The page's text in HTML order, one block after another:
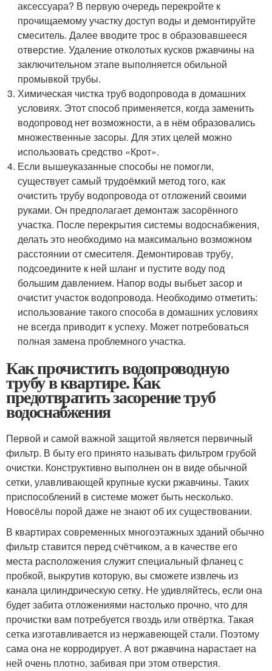
аксессуара? В первую очередь перекройте к
прочищаемому участку доступ воды и демонтируйте
смеситель. Далее вводите трос в образовавшееся
отверстие. Удаление отколотых кусков ржавчины на
заключительном этапе выполняется обильной
промывкой трубы.
Химическая чистка труб водопровода в домашних
условиях. Этот способ применяется, когда заменить
водопровод нет возможности, а в нём образовались
множественные засоры. Для этих целей можно
использовать средство «Крот».
Если вышеуказанные способы не помогли,
существует самый трудоёмкий метод того, как
очистить трубу водопровода от отложений своими
руками. Он предполагает демонтаж засорённого
участка. После перекрытия системы водоснабжения,
делать это необходимо на максимально возможном
расстоянии от смесителя. Демонтировав трубу,
подсоедините к ней шланг и пустите воду под
большим давлением. Напор воды выбьет засор и
очистит участок водопровода. Необходимо отметить:
использование такого способа в домашних условиях
не всегда приводит к успеху. Может потребоваться
полная замена проблемного участка.
Как прочистить водопроводную
трубу в квартире. Как
предотвратить засорение труб
водоснабжения
Первой и самой важной защитой является первичный
фильтр. В быту его принято называть фильтром грубой
очистки. Конструктивно выполнен он в виде обычной
сетки, улавливающей крупные куски ржавчины. Таких
приспособлений в системе может быть несколько.
Новосёлы порой даже не знают об их существовании.
В квартирах современных многоэтажных зданий обычно
фильтр ставится перед счётчиком, а в качестве его
места расположения служит специальный фланец с
пробкой, выкрутив которую, вы сможете извлечь из
канала цилиндрическую сетку. Не удивляйтесь, если она
будет забита отложениями настолько прочно, что для
прочистки вам потребуется гвоздь или отвёртка. Такая
сетка изготавливается из нержавеющей стали. Поэтому
сама она не корродирует. А вот ржавчина нарастает на
ней очень плотно, забивая при этом отверстия.